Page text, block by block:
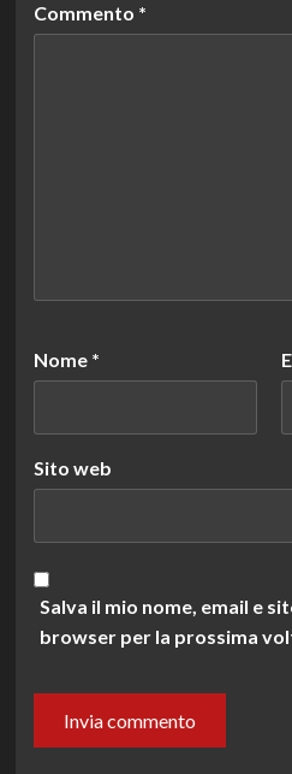
Commento *
Nome *
Sito web
Salva il mio nome, email e
browser per la prossima